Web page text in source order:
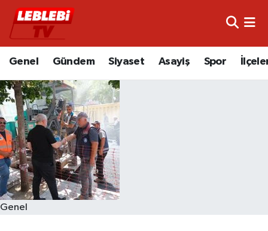
Genel Gündem Siyaset Asayiş Spor
Genel
Hava Durumu
Trafik Durumu
Süper Lig Puan Durumu ve Fikstür
Tüm Manşetler
Son Dakika Haberleri